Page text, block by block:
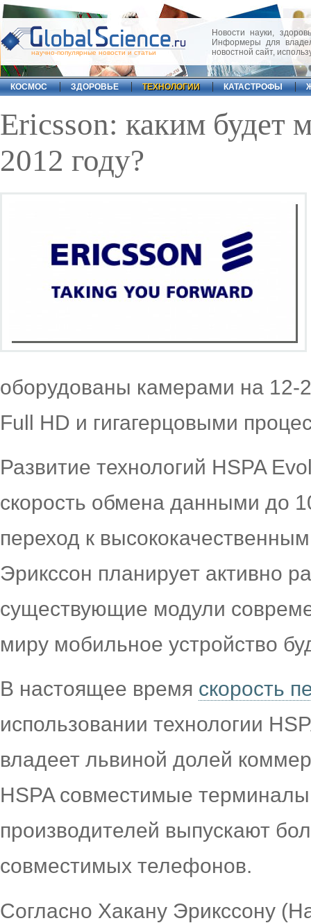
научно-популярные новости и статьи
Новости науки,
Информеры для
новостной сайт,
КОСМОС ЗДОРОВЬЕ ТЕХНОЛОГИИ КАТАСТРОФЫ
Ericsson: каким будет
2012 году?
оборудованы камерами на 12-
Full HD и гигагерцовыми
Развитие технологий HSPA
скорость обмена данными до
переход к
Эрикссон планирует активно
существующие модули
миру мобильное устройство
В настоящее время скорость
использовании технологии
владеет львиной долей
HSPA совместимые
производителей выпускают
совместимых телефонов.
Согласно Хакану Эрикссону